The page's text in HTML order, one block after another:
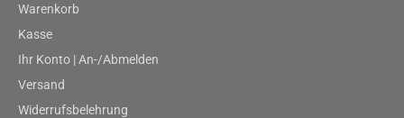
Warenkorb
Kasse
Ihr Konto | An-/Abmelden
Versand
Widerrufsbelehrung